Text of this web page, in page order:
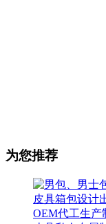
为您推荐